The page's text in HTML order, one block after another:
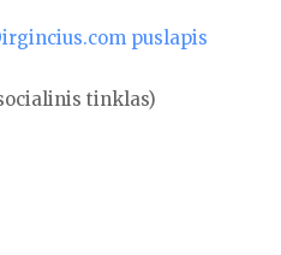
puslapis
tinklas)